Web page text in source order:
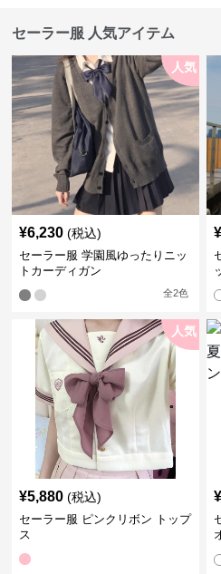
セーラー服 人気アイテム
人気
¥6,230 (税込)
セーラー服 学園風ゆったりニッ
トカーディガン
全2色
¥
人気
¥5,880 (税込)
セーラー服 ピンクリボン トップ
ス
¥